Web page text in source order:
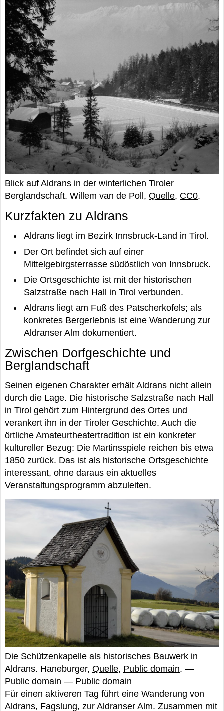
Blick auf Aldrans in der winterlichen Tiroler
Berglandschaft. Willem van de Poll, Quelle, CC0.
Kurzfakten zu Aldrans
Aldrans liegt im Bezirk Innsbruck-Land in Tirol.
Der Ort befindet sich auf einer
Mittelgebirgsterrasse südöstlich von Innsbruck.
Die Ortsgeschichte ist mit der historischen
Salzstraße nach Hall in Tirol verbunden.
Aldrans liegt am Fuß des Patscherkofels; als
konkretes Bergerlebnis ist eine Wanderung zur
Aldranser Alm dokumentiert.
Zwischen Dorfgeschichte und
Berglandschaft
Seinen eigenen Charakter erhält Aldrans nicht allein
durch die Lage. Die historische Salzstraße nach Hall
in Tirol gehört zum Hintergrund des Ortes und
verankert ihn in der Tiroler Geschichte. Auch die
örtliche Amateurtheatertradition ist ein konkreter
kultureller Bezug: Die Martinsspiele reichen bis etwa
1850 zurück. Das ist als historische Ortsgeschichte
interessant, ohne daraus ein aktuelles
Veranstaltungsprogramm abzuleiten.
Die Schützenkapelle als historisches Bauwerk in
Aldrans. Haneburger, Quelle, Public domain. —
Public domain — Public domain
Für einen aktiveren Tag führt eine Wanderung von
Aldrans, Fagslung, zur Aldranser Alm. Zusammen mit